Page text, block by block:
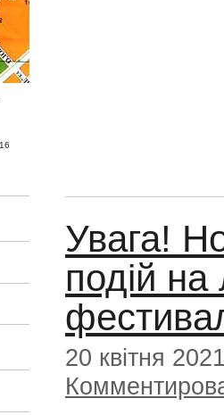
Увага!
подій
20 квітня